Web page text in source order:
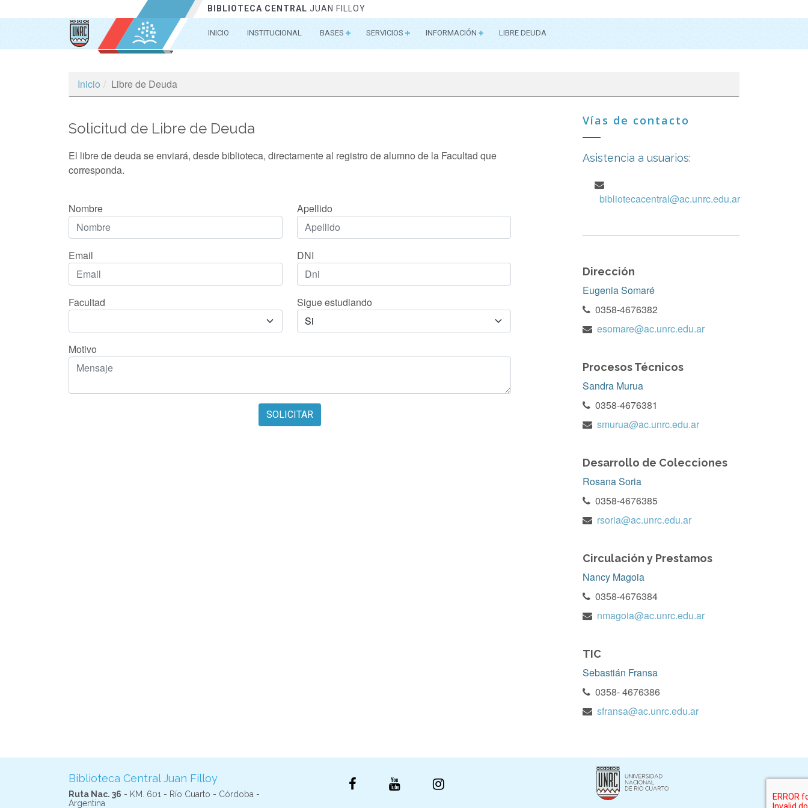
BIBLIOTECA CENTRAL JUAN FILLOY
INICIO INSTITUCIONAL BASES SERVICIOS INFORMACIÓN LIBRE DEUDA
Inicio Libre de Deuda
Solicitud de Libre de Deuda
El libre de deuda se enviará, desde biblioteca, directamente al registro de alumno de la Facultad que
corresponda.
Nombre Apellido
Email DNI
Facultad Sigue estudiando
Motivo
SOLICITAR
Vías de contacto
Asistencia a usuarios:
bibliotecacentral@ac.unrc.edu.ar
Dirección
Eugenia Somaré
0358-4676382
esomare@ac.unrc.edu.ar
Procesos Técnicos
Sandra Murua
0358-4676381
smurua@ac.unrc.edu.ar
Desarrollo de Colecciones
Rosana Soria
0358-4676385
rsoria@ac.unrc.edu.ar
Circulación y Prestamos
Nancy Magoia
0358-4676384
nmagoia@ac.unrc.edu.ar
TIC
Sebastián Fransa
0358- 4676386
sfransa@ac.unrc.edu.ar
Biblioteca Central Juan Filloy
Ruta Nac. 36 - KM. 601 - Río Cuarto - Córdoba -
Argentina